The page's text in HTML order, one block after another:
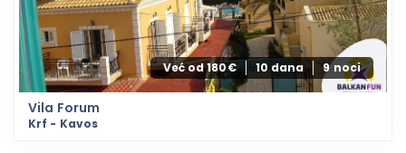
Već od 180€ 10 dana 9 noci
Vila Forum
Krf - Kavos